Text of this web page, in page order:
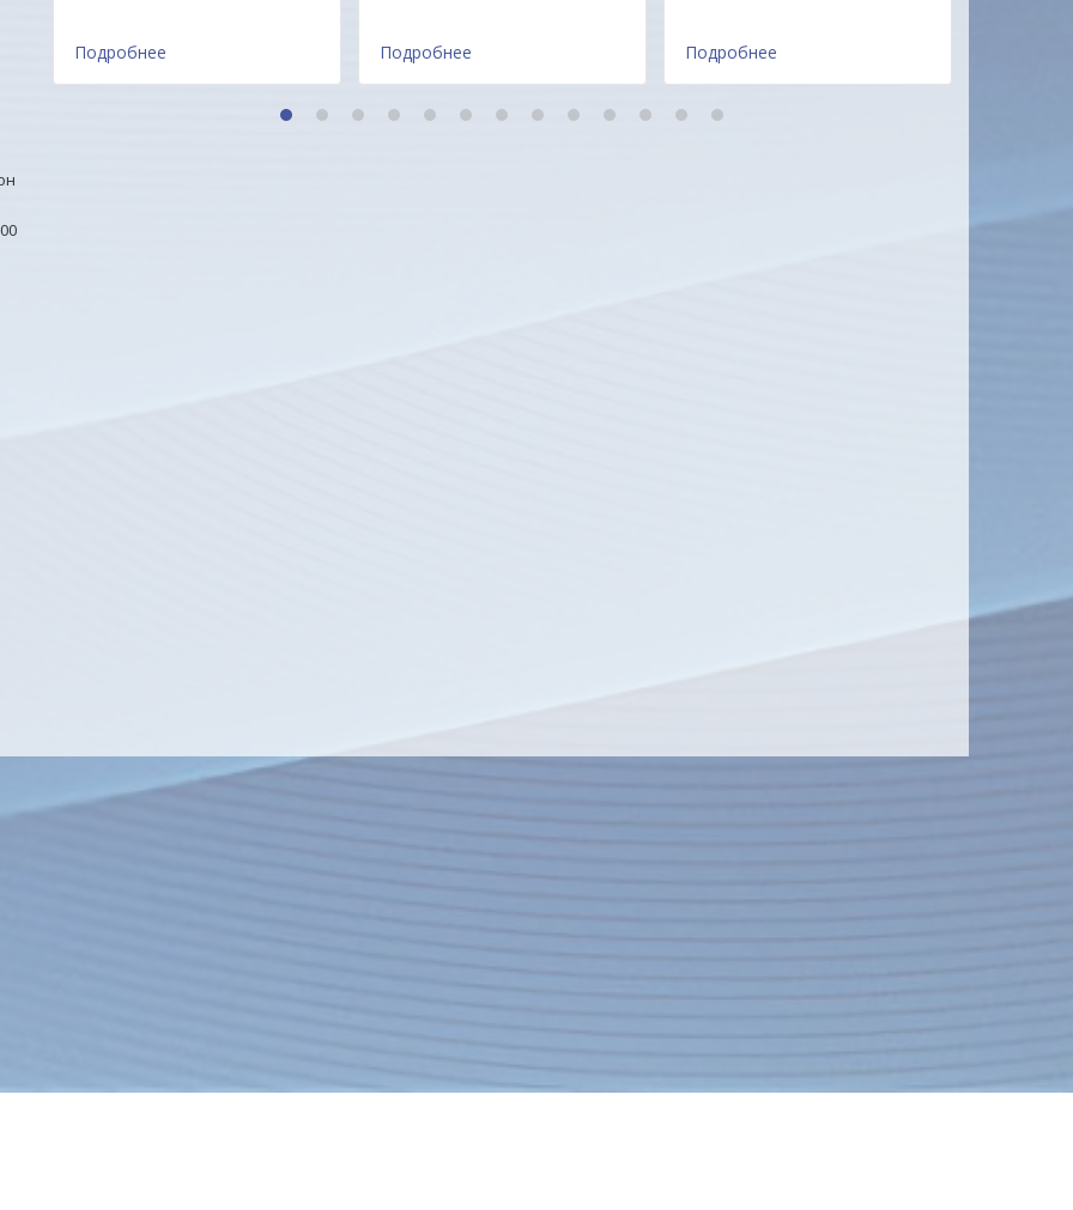
Подробнее Подробнее Подробнее
1 2 3 4 5 6 7 8 9 10 11 12 13